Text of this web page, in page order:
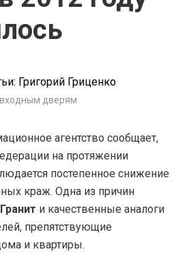
Григорий Гриценко
дверям
агентство сообщает,
на протяжении
постепенное снижение
краж. Одна из причин
и качественные аналоги
препятствующие
и квартиры.